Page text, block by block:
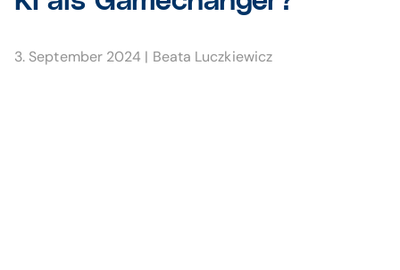
3. September 2024 | Beata Luczkiewicz